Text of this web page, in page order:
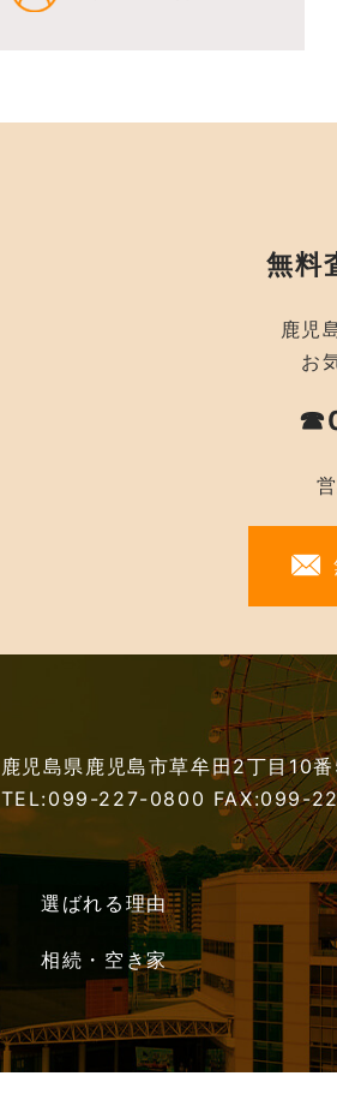
無料
鹿児
お
鹿児島県鹿児島市草牟田2丁目10
TEL:099-227-0800 FAX:099-
選ばれる理由
相続・空き家